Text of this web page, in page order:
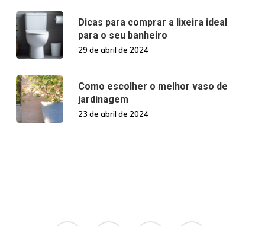
Dicas para comprar a lixeira ideal
para o seu banheiro
29 de abril de 2024
Como escolher o melhor vaso de
jardinagem
23 de abril de 2024